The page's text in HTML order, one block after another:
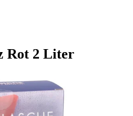
Rot 2 Liter